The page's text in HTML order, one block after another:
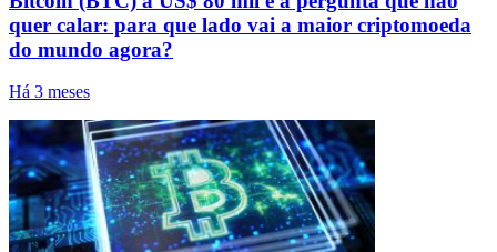
quer calar: para que lado vai a maior criptomoeda
do mundo agora?
Há 3 meses